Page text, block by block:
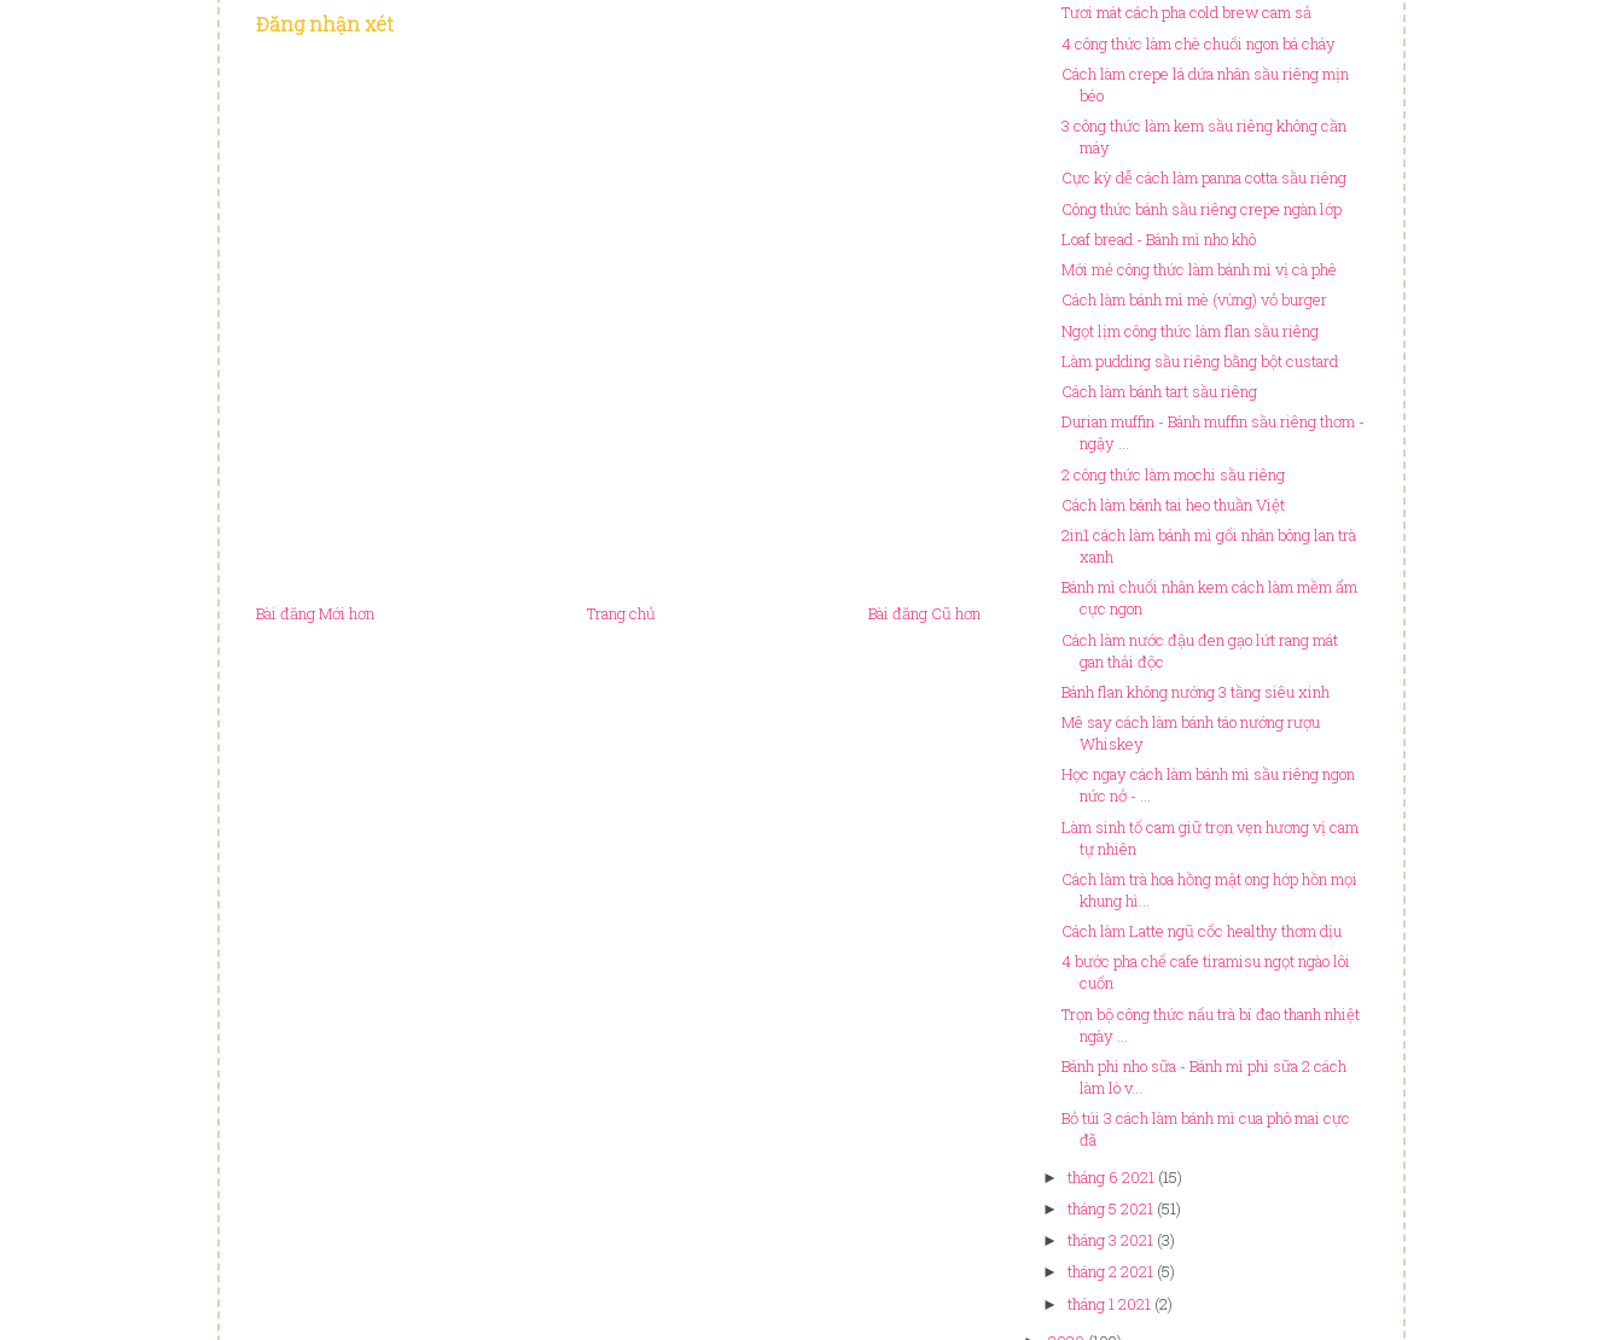
Đăng nhận xét
Bài đăng Mới hơn Bài đăng Cũ hơn
Trang chủ
Tươi mát cách pha cold brew cam sả
4 công thức làm chè chuối ngon bá cháy
Cách làm crepe lá dứa nhân sầu riêng mịn
béo
3 công thức làm kem sầu riêng không cần
máy
Cực kỳ dễ cách làm panna cotta sầu riêng
Công thức bánh sầu riêng crepe ngàn lớp
Loaf bread - Bánh mì nho khô
Mới mẻ công thức làm bánh mì vị cà phê
Cách làm bánh mì mè (vừng) vỏ burger
Ngọt lịm công thức làm flan sầu riêng
Làm pudding sầu riêng bằng bột custard
Cách làm bánh tart sầu riêng
Durian muffin - Bánh muffin sầu riêng thơm -
ngậy ...
2 công thức làm mochi sầu riêng
Cách làm bánh tai heo thuần Việt
2in1 cách làm bánh mì gối nhân bông lan trà
xanh
Bánh mì chuối nhân kem cách làm mềm ẩm
cực ngon
Cách làm nước đậu đen gạo lứt rang mát
gan thải độc
Bánh flan không nướng 3 tầng siêu xinh
Mê say cách làm bánh táo nướng rượu
Whiskey
Học ngay cách làm bánh mì sầu riêng ngon
nức nở - ...
Làm sinh tố cam giữ trọn vẹn hương vị cam
tự nhiên
Cách làm trà hoa hồng mật ong hớp hồn mọi
khung hì...
Cách làm Latte ngũ cốc healthy thơm dịu
4 bước pha chế cafe tiramisu ngọt ngào lôi
cuốn
Trọn bộ công thức nấu trà bí đao thanh nhiệt
ngày ...
Bánh phi nho sữa - Bánh mì phi sữa 2 cách
làm lò v...
Bỏ túi 3 cách làm bánh mì cua phô mai cực
đã
► tháng 6 2021 (15)
► tháng 5 2021 (51)
► tháng 3 2021 (3)
► tháng 2 2021 (5)
► tháng 1 2021 (2)